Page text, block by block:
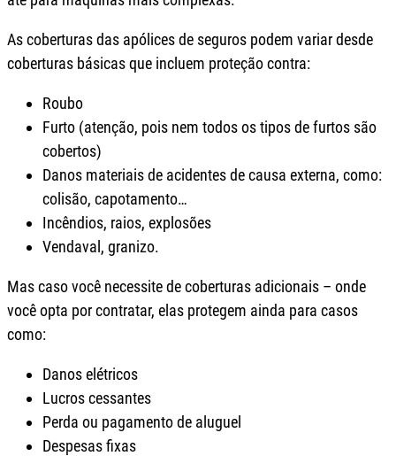
As coberturas das apólices de seguros podem variar desde
coberturas básicas que incluem proteção contra:
Roubo
Furto (atenção, pois nem todos os tipos de furtos são
cobertos)
Danos materiais de acidentes de causa externa, como:
colisão, capotamento…
Incêndios, raios, explosões
Vendaval, granizo.
Mas caso você necessite de coberturas adicionais – onde
você opta por contratar, elas protegem ainda para casos
como:
Danos elétricos
Lucros cessantes
Perda ou pagamento de aluguel
Despesas fixas